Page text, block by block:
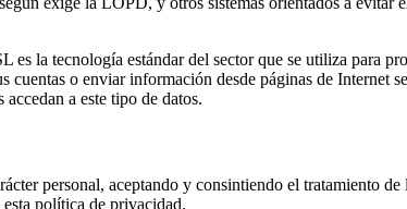
la tecnología estándar del sector que se utiliza para
cuentas o enviar información desde páginas de Internet
a este tipo de datos.
personal, aceptando y consintiendo el tratamiento de
política de privacidad.